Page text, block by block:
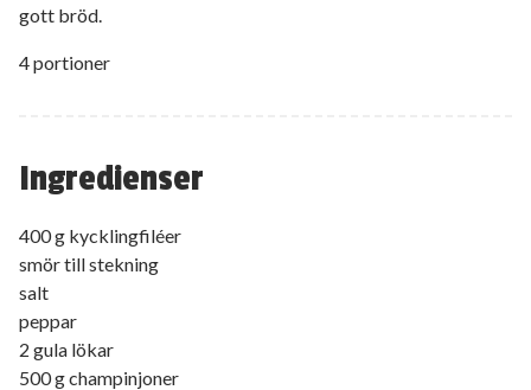
Ingredienser
400 g kycklingfiléer
smör till stekning
salt
peppar
2 gula lökar
500 g champinjoner
gott bröd.
4 portioner